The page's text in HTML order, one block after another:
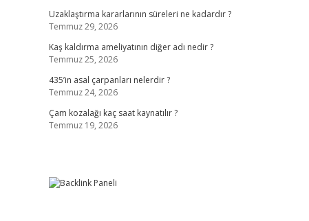
Uzaklaştırma kararlarının süreleri ne kadardır ?
Temmuz 29, 2026
Kaş kaldırma ameliyatının diğer adı nedir ?
Temmuz 25, 2026
435’in asal çarpanları nelerdir ?
Temmuz 24, 2026
Çam kozalağı kaç saat kaynatılır ?
Temmuz 19, 2026